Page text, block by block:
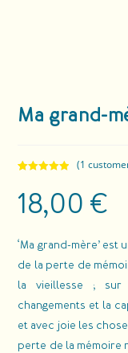
Ma grand-
out of 5
based on
rating
(1
18,00 €
‘Ma grand-mère’
de la perte de
la vieillesse ; sur
changements et la
et avec joie les
perte de la mémoire